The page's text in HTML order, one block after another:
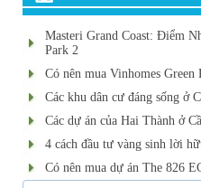
Masteri Grand Coast: Điểm
Park 2
Có nên mua Vinhomes Green
Các khu dân cư đáng sống ở
Các dự án của Hai Thành ở
4 cách đầu tư vàng sinh lời
Có nên mua dự án The 826